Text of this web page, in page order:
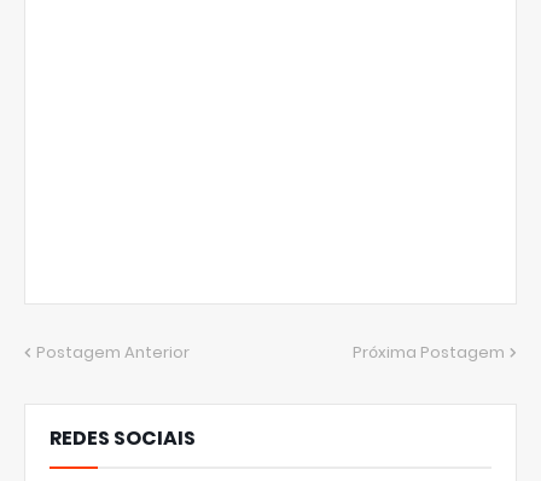
Postagem Anterior Próxima Postagem
REDES SOCIAIS